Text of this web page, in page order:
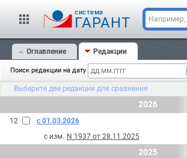
cистема
ГАРАНТ Например,
Оглавление Редакции
Поиск редакции на дату
Выберите две редакции для сравнения
2026
12
с 01.03.2026
с изм. N 1937 от 28.11.2025
2025